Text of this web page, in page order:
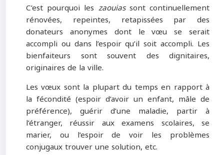
C’est pourquoi les zaouias sont continuellement
rénovées, repeintes, retapissées par des
donateurs anonymes dont le vœu se serait
accompli ou dans l’espoir qu’il soit accompli. Les
bienfaiteurs sont souvent des dignitaires,
originaires de la ville.
Les vœux sont la plupart du temps en rapport à
la fécondité (espoir d’avoir un enfant, mâle de
préférence), guérir d’une maladie, partir à
l’étranger, réussir aux examens scolaires, se
marier, ou l’espoir de voir les problèmes
conjugaux trouver une solution, etc.